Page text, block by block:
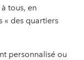
tous, en
« des quartiers
personnalisé ou